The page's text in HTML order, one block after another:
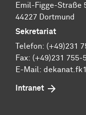
Emil-Figge-Straße
44227 Dortmund
Sekretariat
Telefon: (+49)231
Fax: (+49)231 755-
E-Mail:
Intranet